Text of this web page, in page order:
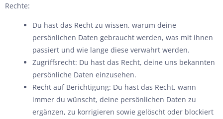
Rechte:
Du hast das Recht zu wissen, warum deine
persönlichen Daten gebraucht werden, was mit ihnen
passiert und wie lange diese verwahrt werden.
Zugriffsrecht: Du hast das Recht, deine uns bekannten
persönliche Daten einzusehen.
Recht auf Berichtigung: Du hast das Recht, wann
immer du wünscht, deine persönlichen Daten zu
ergänzen, zu korrigieren sowie gelöscht oder blockiert